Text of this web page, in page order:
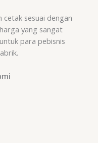
cetak sesuai dengan
yang sangat
para pebisnis